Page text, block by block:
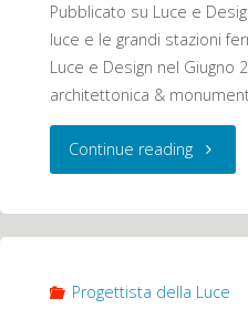
Pubblicato su Luce e
luce e le grandi stazioni
Luce e Design nel Giugno
architettonica &
Continue reading
Progettista della Luce